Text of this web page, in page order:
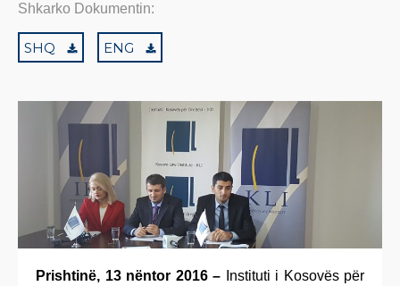
Shkarko Dokumentin:
SHQ ENG
Prishtinë, 13 nëntor 2016 – Instituti i Kosovës për